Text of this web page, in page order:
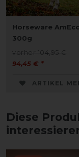
Horseware
300g
vorher 104,95 €
94,45 € *
ARTIKEL
Diese